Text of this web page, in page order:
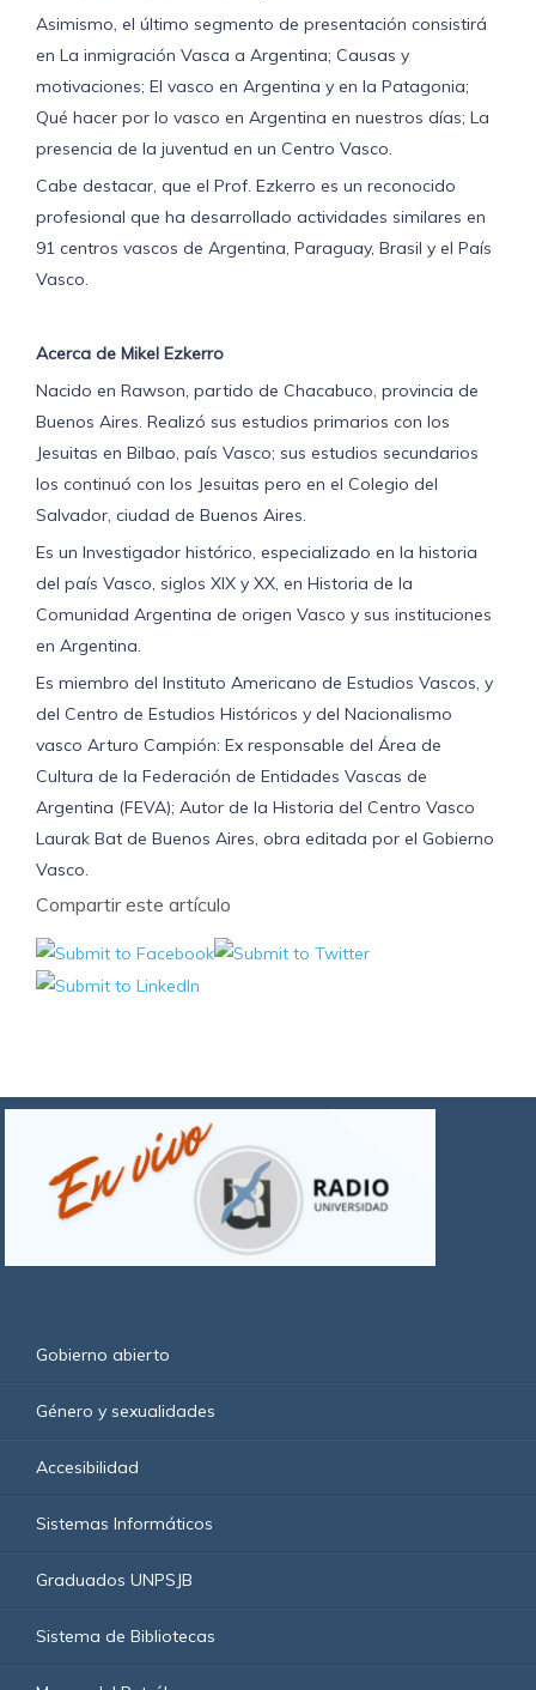
Asimismo, el último segmento de presentación consistirá
en La inmigración Vasca a Argentina; Causas y
motivaciones; El vasco en Argentina y en la Patagonia;
Qué hacer por lo vasco en Argentina en nuestros días; La
presencia de la juventud en un Centro Vasco.
Cabe destacar, que el Prof. Ezkerro es un reconocido
profesional que ha desarrollado actividades similares en
91 centros vascos de Argentina, Paraguay, Brasil y el País
Vasco.
Acerca de Mikel Ezkerro
Nacido en Rawson, partido de Chacabuco, provincia de
Buenos Aires. Realizó sus estudios primarios con los
Jesuitas en Bilbao, país Vasco; sus estudios secundarios
los continuó con los Jesuitas pero en el Colegio del
Salvador, ciudad de Buenos Aires.
Es un Investigador histórico, especializado en la historia
del país Vasco, siglos XIX y XX, en Historia de la
Comunidad Argentina de origen Vasco y sus instituciones
en Argentina.
Es miembro del Instituto Americano de Estudios Vascos, y
del Centro de Estudios Históricos y del Nacionalismo
vasco Arturo Campión: Ex responsable del Área de
Cultura de la Federación de Entidades Vascas de
Argentina (FEVA); Autor de la Historia del Centro Vasco
Laurak Bat de Buenos Aires, obra editada por el Gobierno
Vasco.
centro
vasco.
La
misma
se
desarrollará
a
partir
de
las
18.30
en
Vasco
la
ciudad,
ubicado
en
Alsina
y
es
abierta
al
público
general,
entrada
libre
gratuita.
La
actividad,
organizada
por
el
Vasco
de
Comodoro
Rivadavia,
y
acompañada
por
Secretaría
de
Comodoro
la
de
Patagonia
Bosco
la
Federación
Compartir este artículo
Gobierno abierto
Género y sexualidades
Accesibilidad
Sistemas Informáticos
Graduados UNPSJB
Sistema de Bibliotecas